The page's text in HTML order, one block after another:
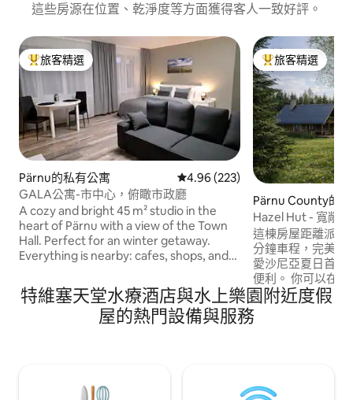
這些房源在位置、乾淨度等方面獲得客人一致好評。
旅客精選榜首
旅客精選
Pärnu的私有公寓 從 223 則評價中獲得 4.96 的平均
4.96 (223)
GALA公寓-市中心，俯瞰市政廳
A cozy and bright 45 m² studio in the
heart of Pärnu with a view of the Town
Hall. Perfect for an winter getaway.
Everything is nearby: cafes, shops, and
comfortable bed, a fully equipped
kitchen, spacious bathroom, lounge area
with a large TV, and excellent Wi-Fi. Free
旅客精選榜首
旅客精選
Pärnu County的
Hazel Hut - 寬敞
間臥室
這棟房屋距離派爾
分鐘車程，完美平
愛沙尼亞夏日首都
便利。 你可以在私人桑拿房放鬆身心，在
玻璃屋內喝晨間咖
方公尺、設有完
常適合享受寧靜時
道、餐廳和咖啡
特維塞天堂水療酒店與水上樂園附近度假
屋的熱門設備與服務